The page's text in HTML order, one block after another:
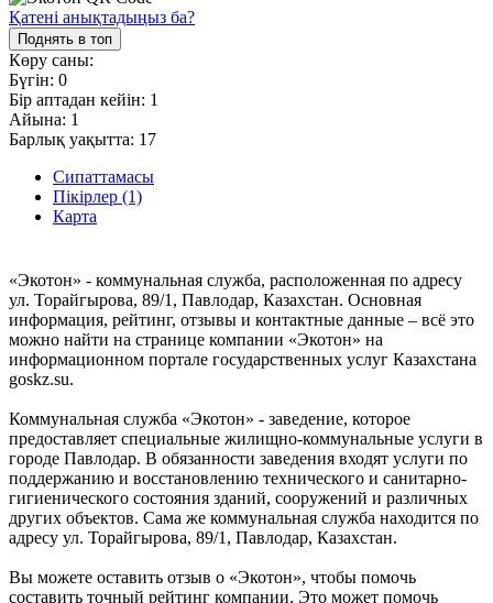
Қатені анықтадыңыз ба?
Поднять в топ
Көру саны:
Бүгін: 0
Бір аптадан кейін: 1
Айына: 1
Барлық уақытта: 17
Сипаттамасы
Пікірлер (1)
Карта
«Экотон» - коммунальная служба, расположенная по адресу
ул. Торайгырова, 89/1, Павлодар, Казахстан. Основная
информация, рейтинг, отзывы и контактные данные – всё это
можно найти на странице компании «Экотон» на
информационном портале государственных услуг Казахстана
goskz.su.
Коммунальная служба «Экотон» - заведение, которое
предоставляет специальные жилищно-коммунальные услуги в
городе Павлодар. В обязанности заведения входят услуги по
поддержанию и восстановлению технического и санитарно-
гигиенического состояния зданий, сооружений и различных
других объектов. Сама же коммунальная служба находится по
адресу ул. Торайгырова, 89/1, Павлодар, Казахстан.
Вы можете оставить отзыв о «Экотон», чтобы помочь
составить точный рейтинг компании. Это может помочь